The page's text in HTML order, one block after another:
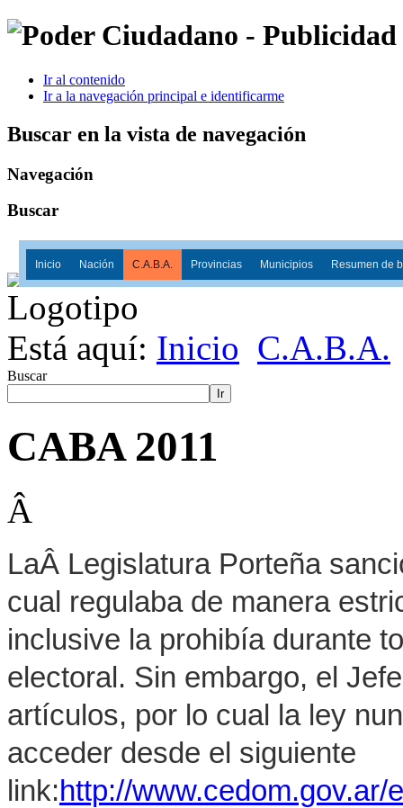
Ir al contenido
Ir a la navegación principal e identificarme
Buscar en la vista de navegación
Navegación
Buscar
Inicio Nación C.A.B.A. Provincias Municipios Resumen de
Está aquí: Inicio C.A.B.A.
Buscar
Ir
CABA 2011
Â
LaÂ Legislatura Porteña
cual regulaba de manera
inclusive la prohibía durante
electoral. Sin embargo, el
artículos, por lo cual la ley
acceder desde el siguiente
link:http://